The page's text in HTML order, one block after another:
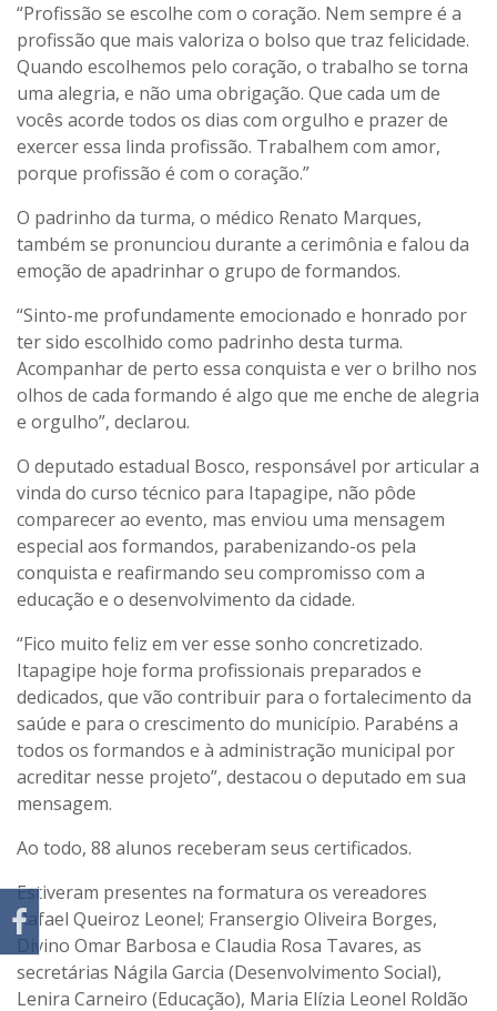
“Profissão se escolhe com o coração. Nem sempre é a
profissão que mais valoriza o bolso que traz felicidade.
Quando escolhemos pelo coração, o trabalho se torna
uma alegria, e não uma obrigação. Que cada um de
vocês acorde todos os dias com orgulho e prazer de
exercer essa linda profissão. Trabalhem com amor,
porque profissão é com o coração.”
O padrinho da turma, o médico Renato Marques,
também se pronunciou durante a cerimônia e falou da
emoção de apadrinhar o grupo de formandos.
“Sinto-me profundamente emocionado e honrado por
ter sido escolhido como padrinho desta turma.
Acompanhar de perto essa conquista e ver o brilho nos
olhos de cada formando é algo que me enche de alegria
e orgulho”, declarou.
O deputado estadual Bosco, responsável por articular a
vinda do curso técnico para Itapagipe, não pôde
comparecer ao evento, mas enviou uma mensagem
especial aos formandos, parabenizando-os pela
conquista e reafirmando seu compromisso com a
educação e o desenvolvimento da cidade.
“Fico muito feliz em ver esse sonho concretizado.
Itapagipe hoje forma profissionais preparados e
dedicados, que vão contribuir para o fortalecimento da
saúde e para o crescimento do município. Parabéns a
todos os formandos e à administração municipal por
acreditar nesse projeto”, destacou o deputado em sua
mensagem.
Ao todo, 88 alunos receberam seus certificados.
Estiveram presentes na formatura os vereadores
Rafael Queiroz Leonel; Fransergio Oliveira Borges,
Divino Omar Barbosa e Claudia Rosa Tavares, as
secretárias Nágila Garcia (Desenvolvimento Social),
Lenira Carneiro (Educação), Maria Elízia Leonel Roldão